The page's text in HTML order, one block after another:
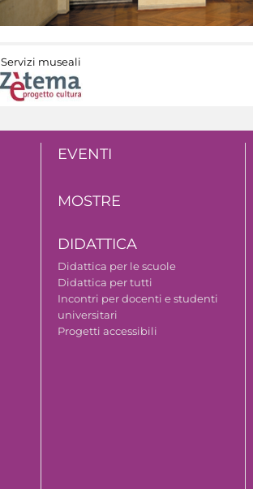
Servizi museali
EVENTI
MOSTRE
DIDATTICA
Didattica per le scuole
Didattica per tutti
Incontri per docenti e studenti
universitari
Progetti accessibili